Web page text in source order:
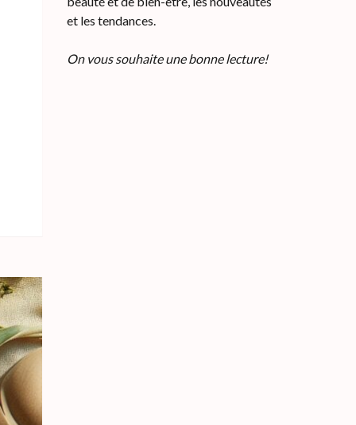
et les tendances.
On vous souhaite une bonne lecture!